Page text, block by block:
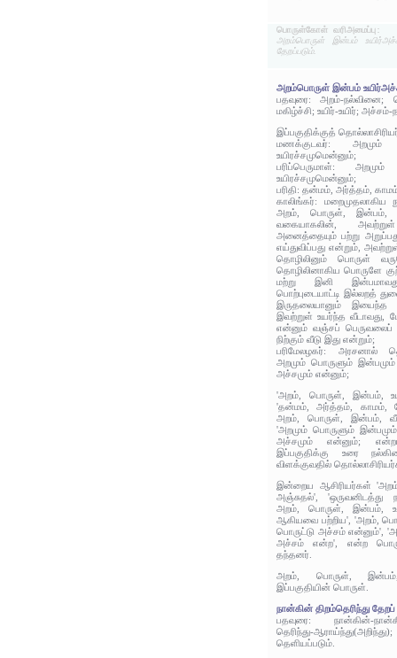
பொருள்கோள் வரிஅமைப்பு:
அறம்பொருள் இன்பம்
தேறப்படும்.
அறம்பொருள் இன்பம்
பதவுரை: அறம்-நல்வினை;
மகிழ்ச்சி; உயிர்-உயிர்; அச்சம்-
இப்பகுதிக்குத்
மணக்குடவர்: அறமும்
உயிரச்சமுமென்னும்;
பரிப்பெருமாள்:
உயிரச்சமுமென்னும்;
பரிதி: தன்மம், அர்த்தம்,
காலிங்கர்:
அறம், பொருள், இன்பம்,
வகையாகலின்,
அனைத்தையும் பற்று
எய்துவிப்பது என்றும்,
தொழிலினும் பொருள்
தொழிலினாகிய பொருளே
மற்று இனி
பொற்புடையாட்டி இல்லறத்
இருதலையானும் இயைந்த
இவற்றுள் உயர்ந்த வீடாவது,
என்னும் வஞ்சப் பெருவலைப்
நிற்கும் வீடு இது என்றும்;
பரிமேலழகர்: அரசனால்
அறமும் பொருளும் இன்பமும்
அச்சமும் என்னும்;
'அறம், பொருள், இன்பம்,
'தன்மம், அர்த்தம், காமம்,
அறம், பொருள், இன்பம்,
'அறமும் பொருளும்
அச்சமும் என்னும்;
இப்பகுதிக்கு உரை
விளக்குவதில்
இன்றைய ஆசிரியர்கள்
அஞ்சுதல்',
அறம், பொருள், இன்பம்,
ஆகியவை பற்றிய', 'அறம்,
பொருட்டு அச்சம் என்னும்',
அச்சம் என்ற', என்ற
தந்தனர்.
அறம், பொருள், இன்பம்,
இப்பகுதியின் பொருள்.
நான்கின் திறம்தெரிந்து தேறப்
பதவுரை: நான்கின்-
தெரிந்து-
தெளியப்படும்.